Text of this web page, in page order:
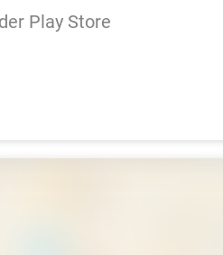
Play Store